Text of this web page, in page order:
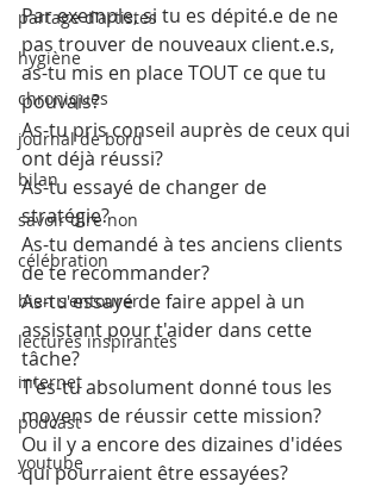
partage d'artistes
hygiène
chroniques
journal de bord
bilan
savoir dire non
célébration
bien s'entourer
lectures inspirantes
internet
podcast
youtube
Par exemple, si tu es dépité.e de ne
pas trouver de nouveaux client.e.s,
as-tu mis en place TOUT ce que tu
pouvais?
As-tu pris conseil auprès de ceux qui
ont déjà réussi?
As-tu essayé de changer de
stratégie?
As-tu demandé à tes anciens clients
de te recommander?
As-tu essayé de faire appel à un
assistant pour t'aider dans cette
tâche?
T'es-tu absolument donné tous les
moyens de réussir cette mission?
Ou il y a encore des dizaines d'idées
qui pourraient être essayées?